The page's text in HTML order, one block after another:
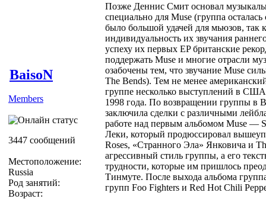
BaisoN
Members
3447 сообщений
Местоположение:
Russia
Род занятий:
Возраст:
Позже Деннис Смит основал
специально для Muse (группа
было большой удачей для мьюзов, так
индивидуальность их звучания
успеху их первых EP британские
поддержать Muse и многие отрасли
озабочены тем, что звучание Muse
The Bends). Тем не менее
группе несколько выступлений в
1998 года. По возвращении группы в
заключила сделки с различными
работе над первым альбомом Muse
Леки, который продюссировал
Roses, «Странного Эла» Янковича и
агрессивный стиль группы, а его
трудности, которые им пришлось
Тинмуте. После выхода альбома
групп Foo Fighters и Red Hot Chili